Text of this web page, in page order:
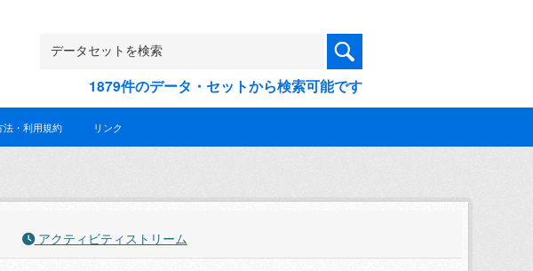
1879件のデータ・セットから検索可能です
法・利用規約 リンク
アクティビティストリーム